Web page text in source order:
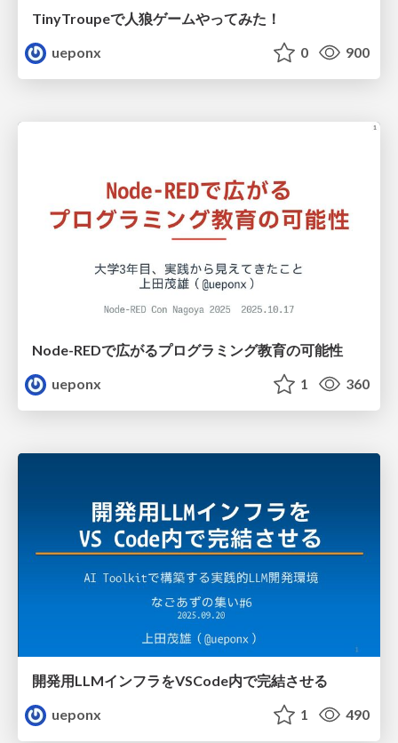
TinyTroupeで人狼ゲームやってみた！
ueponx
0 900
Node-REDで広がるプログラミング教育の可能性
ueponx
1 360
開発用LLMインフラをVSCode内で完結させる
ueponx
1 490